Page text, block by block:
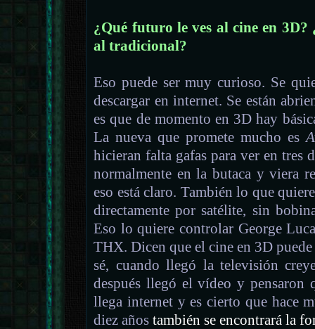
¿Qué futuro le ves al cine en 3D?
al tradicional?
Eso puede ser muy curioso. Se
descargar en internet. Se están
es que de momento en 3D hay
La nueva que promete mucho es
hicieran falta gafas para ver en tres
normalmente en la butaca y viera
eso está claro. También lo que
directamente por satélite, sin
Eso lo quiere controlar George
THX. Dicen que el cine en 3D
sé, cuando llegó la televisión
después llegó el vídeo y pensaron
llega internet y es cierto que hace
diez añostambién se encontrará la